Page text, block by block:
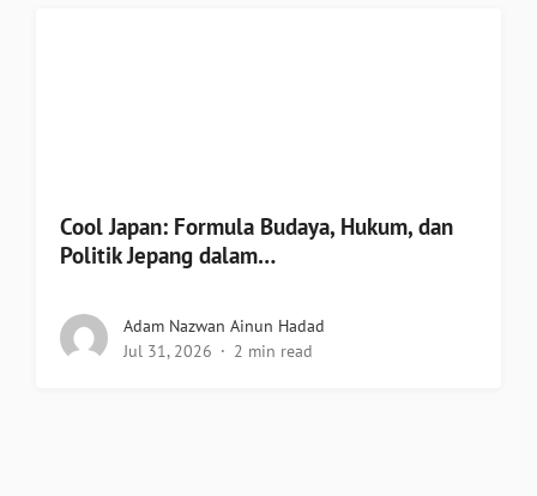
Cool Japan: Formula Budaya, Hukum, dan
Politik Jepang dalam…
Adam Nazwan Ainun Hadad
Jul 31, 2026
2 min read